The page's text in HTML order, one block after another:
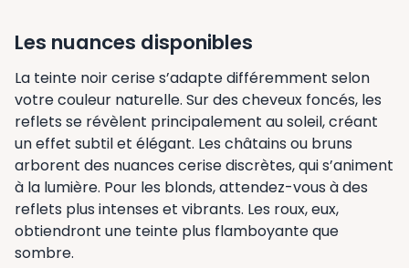
Les nuances disponibles
La teinte noir cerise s’adapte différemment selon
votre couleur naturelle. Sur des cheveux foncés, les
reflets se révèlent principalement au soleil, créant
un effet subtil et élégant. Les châtains ou bruns
arborent des nuances cerise discrètes, qui s’animent
à la lumière. Pour les blonds, attendez-vous à des
reflets plus intenses et vibrants. Les roux, eux,
obtiendront une teinte plus flamboyante que
sombre.